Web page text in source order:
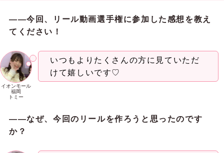
――今回、リール動画選手権に参加した感想を教え
てください！
イオンモール
福岡
トミー
いつもよりたくさんの方に見ていただ
けて嬉しいです♡
――なぜ、今回のリールを作ろ うと思ったのです
か？